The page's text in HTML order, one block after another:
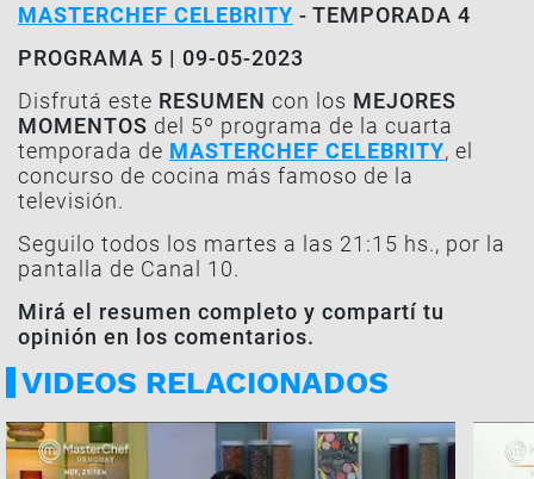
MASTERCHEF CELEBRITY - TEMPORADA 4
PROGRAMA 5 | 09-05-2023
Disfrutá este RESUMEN con los MEJORES
MOMENTOS del 5º programa de la cuarta
temporada de MASTERCHEF CELEBRITY, el
concurso de cocina más famoso de la
televisión.
Seguilo todos los martes a las 21:15 hs., por la
pantalla de Canal 10.
Mirá el resumen completo y compartí tu
opinión en los comentarios.
VIDEOS RELACIONADOS